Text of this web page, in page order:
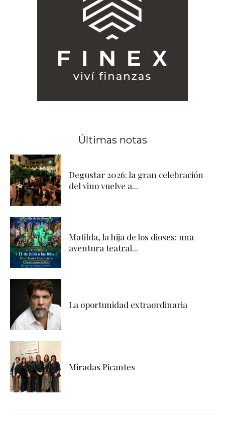
Últimas notas
Degustar 2026: la gran celebración
del vino vuelve a...
Matilda, la hija de los dioses: una
aventura teatral...
La oportunidad extraordinaria
Miradas Picantes